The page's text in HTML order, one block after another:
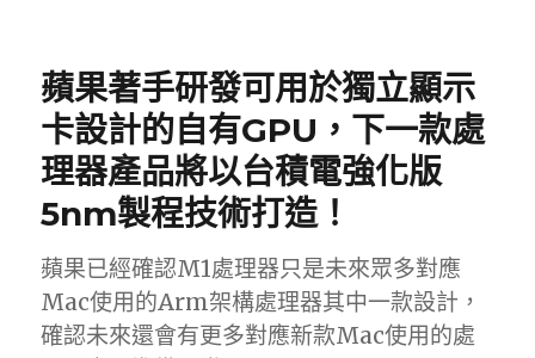
蘋果著手研發可用於獨立顯示
卡設計的自有GPU，下一款處
理器產品將以台積電強化版
5nm製程技術打造！
蘋果已經確認M1處理器只是未來眾多對應
Mac使用的Arm架構處理器其中一款設計，
確認未來還會有更多對應新款Mac使用的處